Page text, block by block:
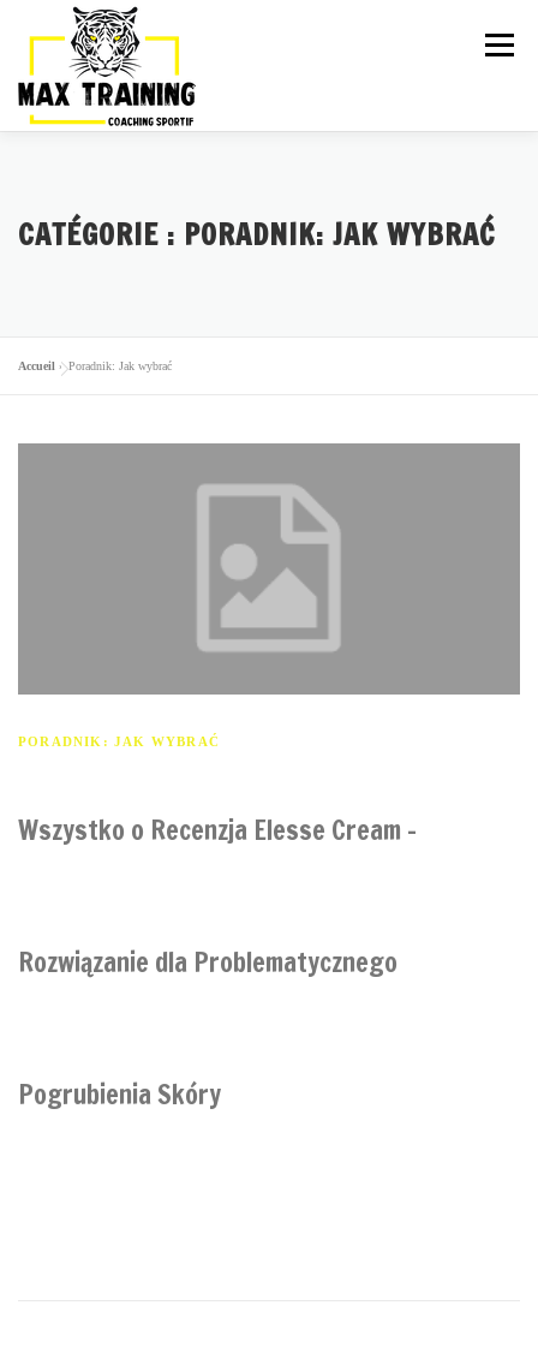
Menu
ESSAI GRATUIT
CATÉGORIE : PORADNIK: JAK WYBRAĆ
Accueil »Poradnik: Jak wybrać
PORADNIK: JAK WYBRAĆ
Wszystko o Recenzja Elesse Cream –
Rozwiązanie dla Problematycznego
Pogrubienia Skóry